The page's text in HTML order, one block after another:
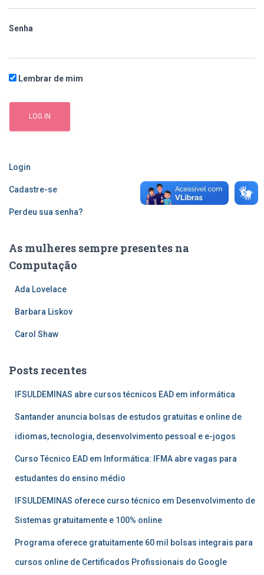
Senha
Lembrar de mim
Login
Cadastre-se
Perdeu sua senha?
As mulheres sempre presentes na
Computação
Ada Lovelace
Barbara Liskov
Carol Shaw
Posts recentes
IFSULDEMINAS abre cursos técnicos EAD em informática
Santander anuncia bolsas de estudos gratuitas e online de
idiomas, tecnologia, desenvolvimento pessoal e e-jogos
Curso Técnico EAD em Informática: IFMA abre vagas para
estudantes do ensino médio
IFSULDEMINAS oferece curso técnico em Desenvolvimento de
Sistemas gratuitamente e 100% online
Programa oferece gratuitamente 60 mil bolsas integrais para
cursos online de Certificados Profissionais do Google